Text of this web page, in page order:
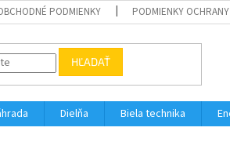
PODMIENKY PODMIENKY OCHRANY
HĽADAŤ
Dielňa Biela technika